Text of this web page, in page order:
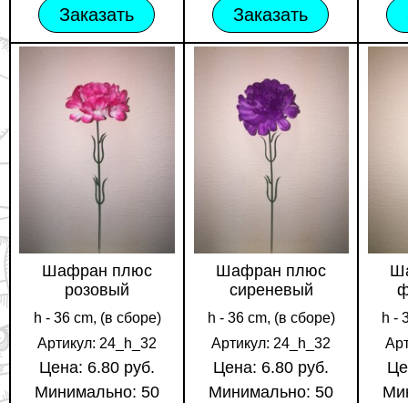
Заказать Заказать
Шафран плюс
розовый
h - 36 cm, (в сборе)
Артикул: 24_h_32
Цена: 6.80 руб.
Минимально: 50
Шафран плюс
сиреневый
h - 36 cm, (в сборе)
Артикул: 24_h_32
Цена: 6.80 руб.
Минимально: 50
h -